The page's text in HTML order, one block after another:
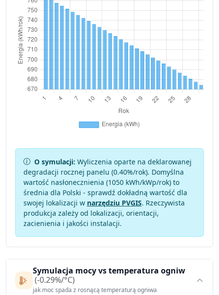
O symulacji: Wyliczenia oparte na deklarowanej
degradacji rocznej panelu (0.40%/rok). Domyślna
wartość nasłonecznienia (1050 kWh/kWp/rok) to
średnia dla Polski - sprawdź dokładną wartość dla
swojej lokalizacji w narzędziu PVGIS. Rzeczywista
produkcja zależy od lokalizacji, orientacji,
zacienienia i jakości instalacji.
Symulacja mocy vs temperatura ogniw
(-0.29%/°C)
jak moc spada z rosnącą temperaturą ogniwa